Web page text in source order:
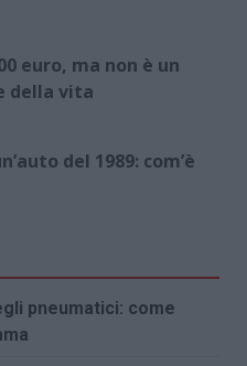
euro, ma non è un
della vita
del 1989: com’è
pneumatici: come